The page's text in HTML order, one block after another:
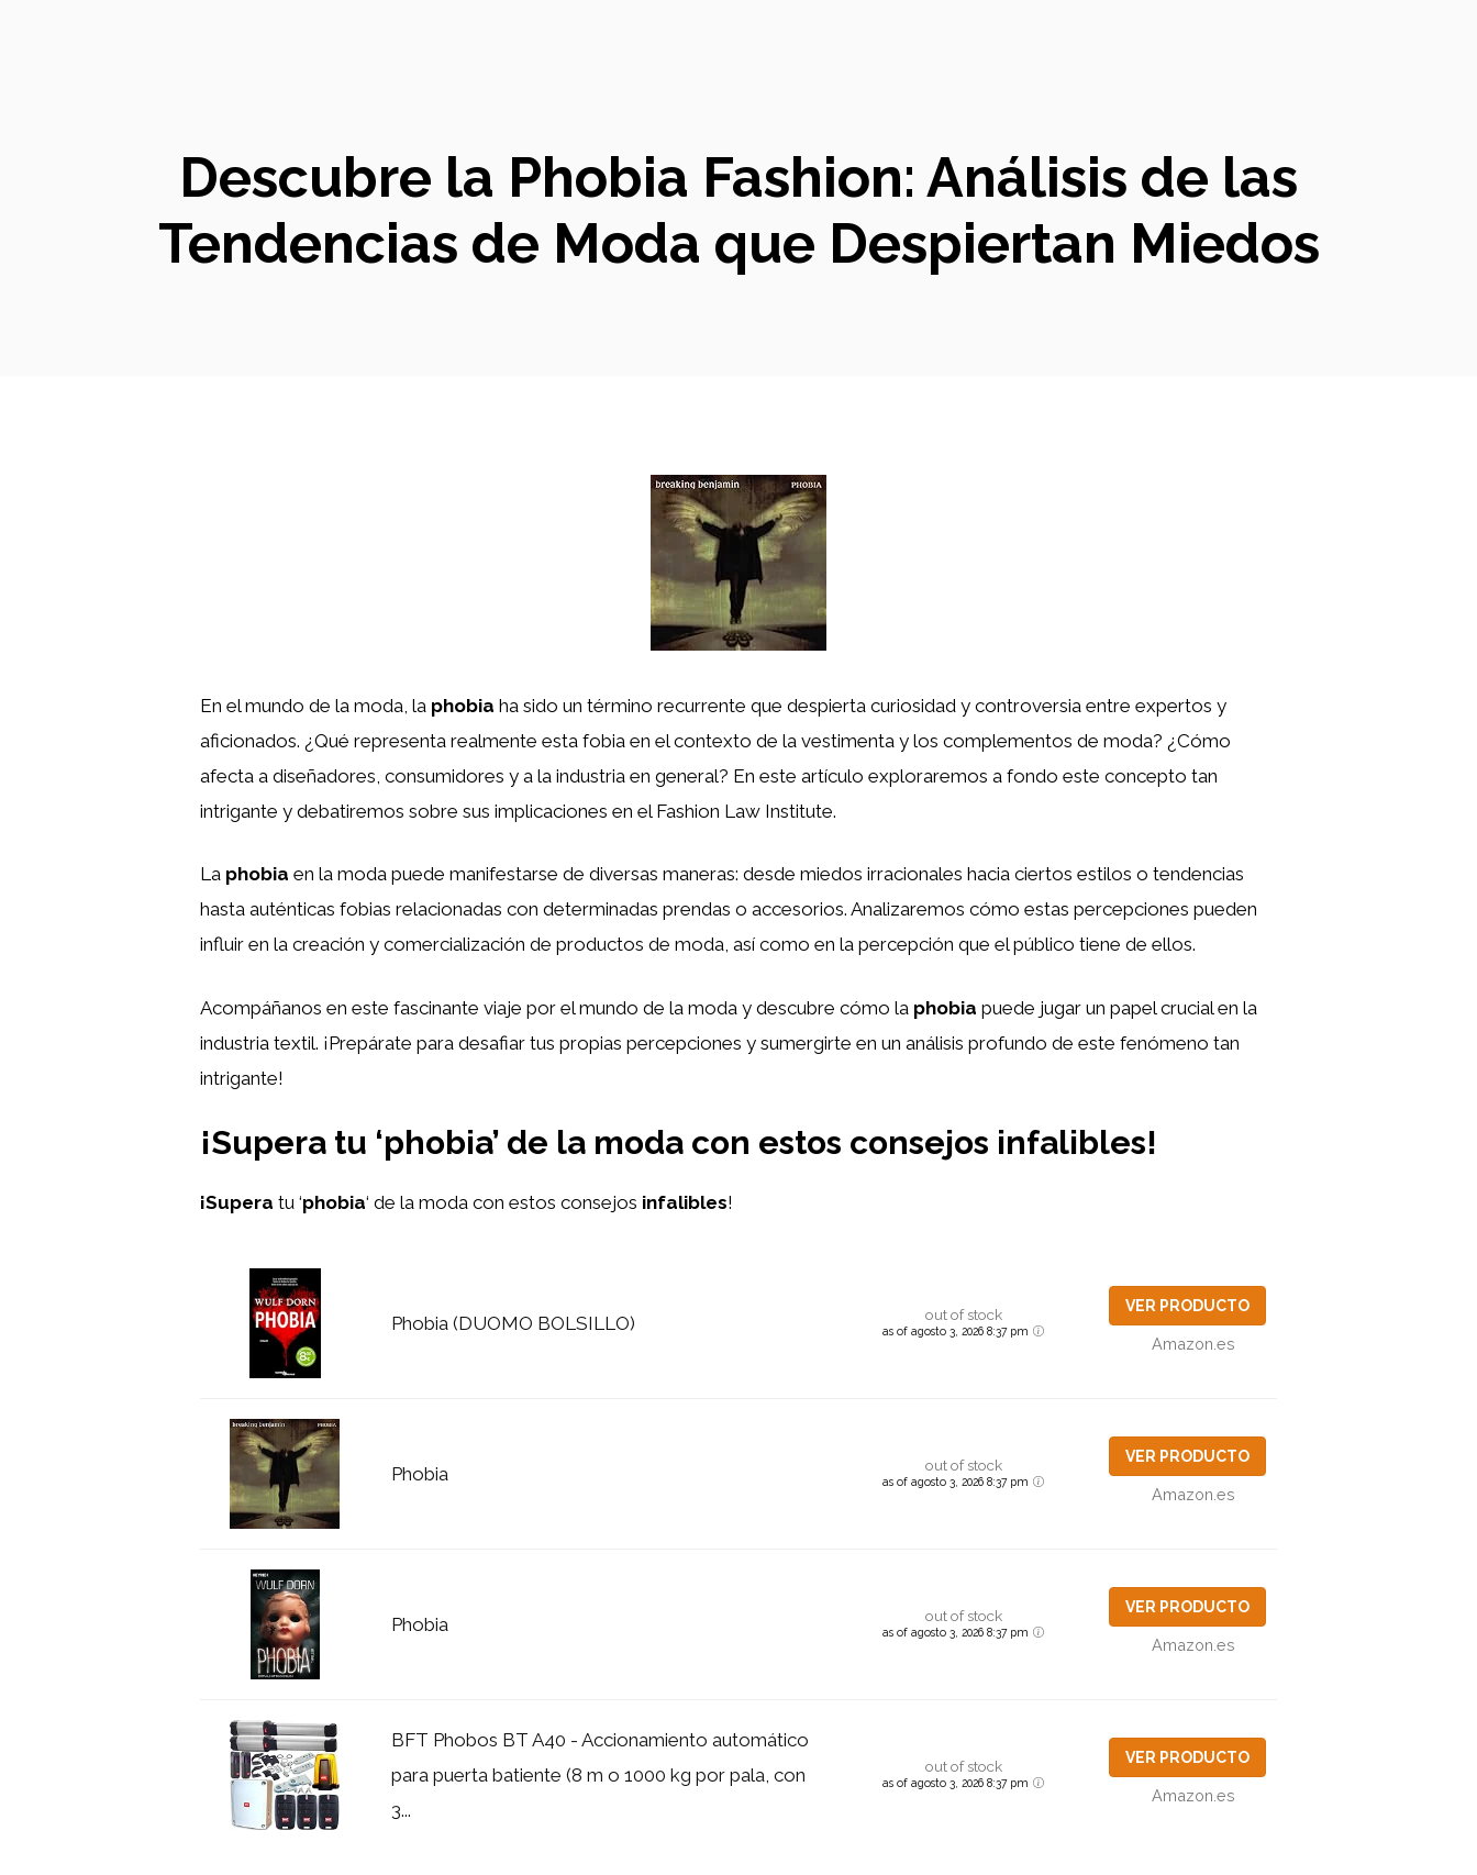
Descubre la Phobia Fashion: Análisis de las
Tendencias de Moda que Despiertan Miedos
En el mundo de la moda, la phobia ha sido un término recurrente que despierta curiosidad y controversia entre expertos y
aficionados. ¿Qué representa realmente esta fobia en el contexto de la vestimenta y los complementos de moda? ¿Cómo
afecta a diseñadores, consumidores y a la industria en general? En este artículo exploraremos a fondo este concepto tan
intrigante y debatiremos sobre sus implicaciones en el Fashion Law Institute.
La phobia en la moda puede manifestarse de diversas maneras: desde miedos irracionales hacia ciertos estilos o tendencias
hasta auténticas fobias relacionadas con determinadas prendas o accesorios. Analizaremos cómo estas percepciones pueden
influir en la creación y comercialización de productos de moda, así como en la percepción que el público tiene de ellos.
Acompáñanos en este fascinante viaje por el mundo de la moda y descubre cómo la phobia puede jugar un papel crucial en la
industria textil. ¡Prepárate para desafiar tus propias percepciones y sumergirte en un análisis profundo de este fenómeno tan
intrigante!
¡Supera tu ‘phobia’ de la moda con estos consejos infalibles!
¡Supera tu ‘phobia‘ de la moda con estos consejos infalibles!
Phobia (DUOMO BOLSILLO) out of stock
as of agosto 3, 2026 8:37 pm
VER PRODUCTO
Amazon.es
Phobia out of stock
as of agosto 3, 2026 8:37 pm
VER PRODUCTO
Amazon.es
Phobia out of stock
as of agosto 3, 2026 8:37 pm
VER PRODUCTO
Amazon.es
BFT Phobos BT A40 - Accionamiento automático
para puerta batiente (8 m o 1000 kg por pala, con
3...
out of stock
as of agosto 3, 2026 8:37 pm
VER PRODUCTO
Amazon.es